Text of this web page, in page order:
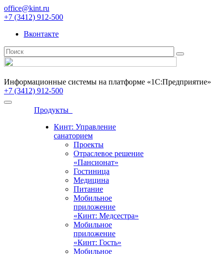
office@kint.ru
+7 (3412) 912-500
Вконтакте
Информационные системы на платформе «1С:Предприятие»
+7 (3412) 912-500
Продукты
Кинт: Управление
санаторием
Проекты
Отраслевое решение
«Пансионат»
Гостиница
Медицина
Питание
Мобильное
приложение
«Кинт: Медсестра»
Мобильное
приложение
«Кинт: Гость»
Мобильное